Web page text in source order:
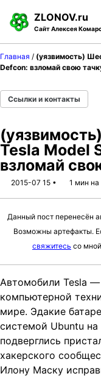
p
t
p
r
m
a
r
n
t
i
o
n
p
t
c
o
t
e
n
p
t
f
o
t
e
r
ZLONOV.ru
Сайт Алексея
Главная / (уязвимость)
Defcon: взломай свою
Ссылки и контакты
Tesla Model
взломай
2015-07 15 1 мин на
Данный пост перенесён
Возможны артефакты.
свяжитесь со
Автомобили Tesla
компьютерной
мире. Эдакие
системой Ubuntu на
подверглись
хакерского
Илону Маску